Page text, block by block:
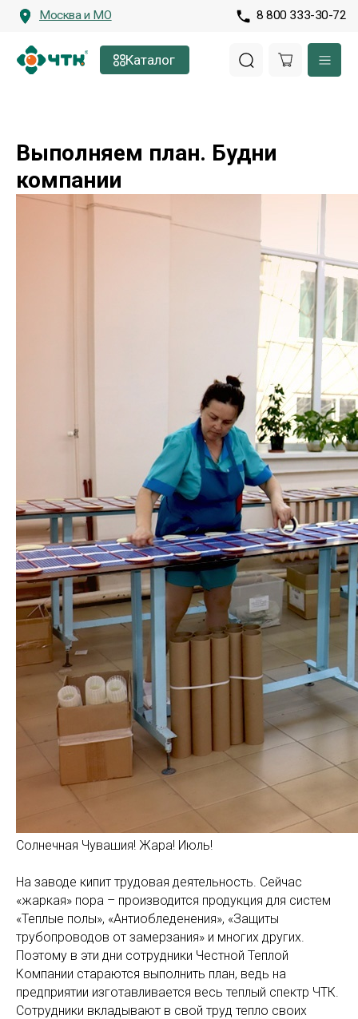
Москва и МО 8 800 333-30-72
Выполняем план. Будни
компании
Солнечная Чувашия! Жара! Июль!
На заводе кипит трудовая деятельность. Сейчас
«жаркая» пора – производится продукция для систем
«Теплые полы», «Антиобледенения», «Защиты
трубопроводов от замерзания» и многих других.
Поэтому в эти дни сотрудники Честной Теплой
Компании стараются выполнить план, ведь на
предприятии изготавливается весь теплый спектр ЧТК.
Сотрудники вкладывают в свой труд тепло своих